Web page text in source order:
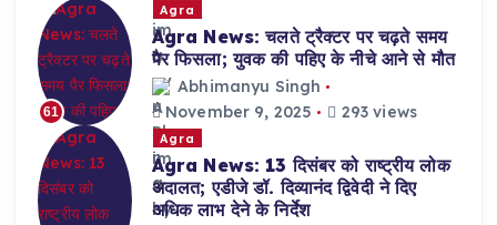
61
Agra
Agra News: चलते ट्रैक्टर पर चढ़ते समय
पैर फिसला; युवक की पहिए के नीचे आने से मौत
Abhimanyu Singh
November 9, 2025
293 views
Agra
Agra News: 13 दिसंबर को राष्ट्रीय लोक
अदालत; एडीजे डॉ. दिव्यानंद द्विवेदी ने दिए
अधिक लाभ देने के निर्देश